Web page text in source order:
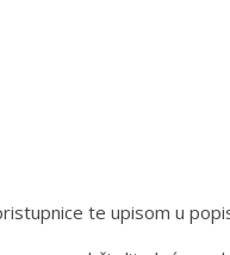
te upisom u